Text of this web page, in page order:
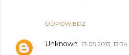
ODPOWIEDZ
Unknown 13.05.2013, 13:34